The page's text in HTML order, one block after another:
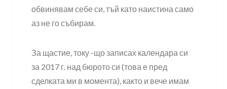
обвинявам себе си, тъй като наистина само
аз не го събирам.
За щастие, току -що записах календара си
за 2017 г. над бюрото си (това е пред
сделката ми в момента), както и вече имам